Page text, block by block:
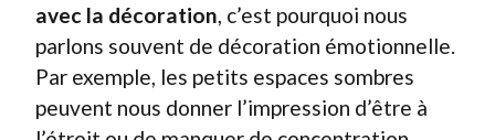
avec la décoration, c’est pourquoi nous
parlons souvent de décoration émotionnelle.
Par exemple, les petits espaces sombres
peuvent nous donner l’impression d’être à